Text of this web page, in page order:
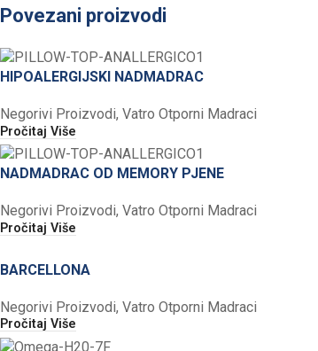
Povezani proizvodi
HIPOALERGIJSKI NADMADRAC
Negorivi Proizvodi, Vatro Otporni Madraci
Pročitaj Više
NADMADRAC OD MEMORY PJENE
Negorivi Proizvodi, Vatro Otporni Madraci
Pročitaj Više
BARCELLONA
Negorivi Proizvodi, Vatro Otporni Madraci
Pročitaj Više